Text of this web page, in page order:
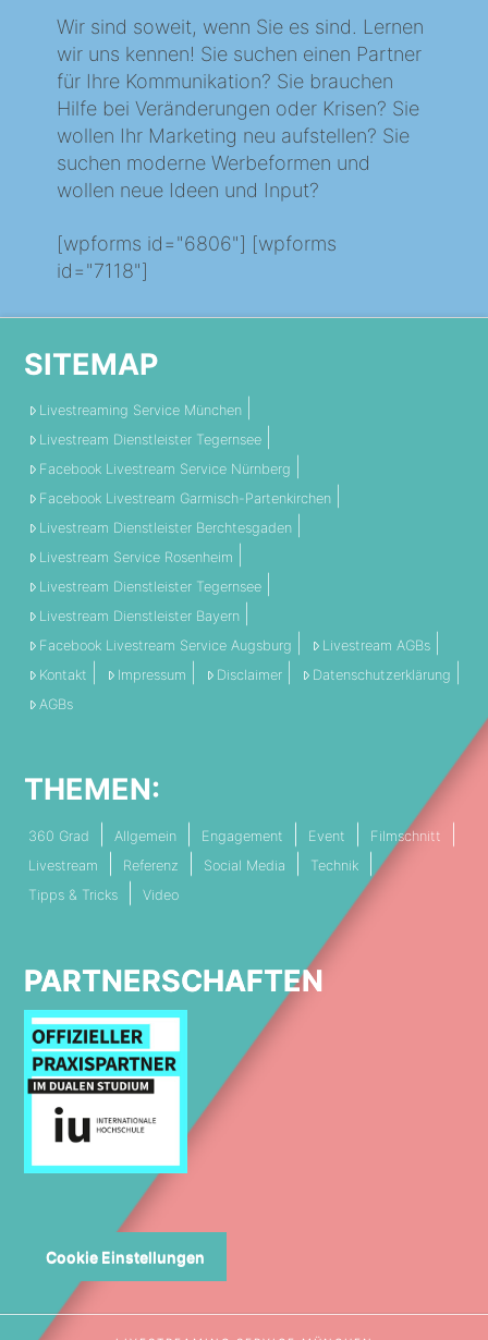
Wir sind soweit, wenn Sie es sind. Lernen
wir uns kennen! Sie suchen einen Partner
für Ihre Kommunikation? Sie brauchen
Hilfe bei Veränderungen oder Krisen? Sie
wollen Ihr Marketing neu aufstellen? Sie
suchen moderne Werbeformen und
wollen neue Ideen und Input?
[wpforms id="6806"] [wpforms
id="7118"]
SITEMAP
Livestreaming Service München
Livestream Dienstleister Tegernsee
Facebook Livestream Service Nürnberg
Facebook Livestream Garmisch-Partenkirchen
Livestream Dienstleister Berchtesgaden
Livestream Service Rosenheim
Livestream Dienstleister Tegernsee
Livestream Dienstleister Bayern
Facebook Livestream Service Augsburg
Livestream AGBs
Kontakt
Impressum Disclaimer
Datenschutzerklärung
AGBs
THEMEN:
360 Grad Allgemein Engagement Event
Filmschnitt
Livestream
Referenz Social Media
Technik
Tipps & Tricks
Video
PARTNERSCHAFTEN
Cookie Einstellungen